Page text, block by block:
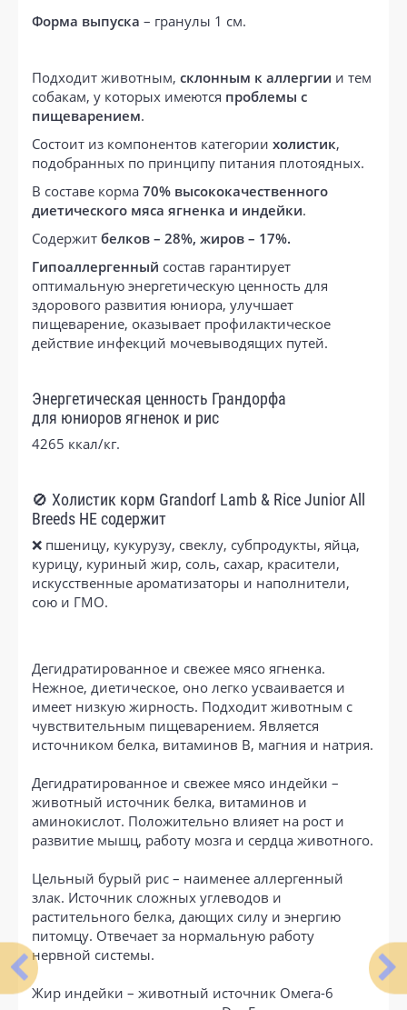
Форма выпуска – гранулы 1 см.
Подходит животным, склонным к аллергии и тем
собакам, у которых имеются проблемы с
пищеварением.
Состоит из компонентов категории холистик,
подобранных по принципу питания плотоядных.
В составе корма 70% высококачественного
диетического мяса ягненка и индейки.
Содержит белков – 28%, жиров – 17%.
Гипоаллергенный состав гарантирует
оптимальную энергетическую ценность для
здорового развития юниора, улучшает
пищеварение, оказывает профилактическое
действие инфекций мочевыводящих путей.
Энергетическая ценность Грандорфа
для юниоров ягненок и рис
4265 ккал/кг.
🚫 Холистик корм Grandorf Lamb & Rice Junior All
Breeds НЕ содержит
❌ пшеницу, кукурузу, свеклу, субпродукты, яйца,
курицу, куриный жир, соль, сахар, красители,
искусственные ароматизаторы и наполнители,
сою и ГМО.
Дегидратированное и свежее мясо ягненка.
Нежное, диетическое, оно легко усваивается и
имеет низкую жирность. Подходит животным с
чувствительным пищеварением. Является
источником белка, витаминов B, магния и натрия.
Дегидратированное и свежее мясо индейки –
животный источник белка, витаминов и
аминокислот. Положительно влияет на рост и
развитие мышц, работу мозга и сердца животного.
Цельный бурый рис – наименее аллергенный
злак. Источник сложных углеводов и
растительного белка, дающих силу и энергию
питомцу. Отвечает за нормальную работу
нервной системы.
Жир индейки – животный источник Омега-6